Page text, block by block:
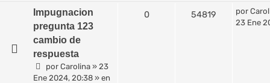
Impugnacion
pregunta 123
cambio de
respuesta
por Carolina » 23
Ene 2024, 20:38 » en
0 54819 por
23 Ene